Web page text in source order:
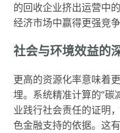
的回收企业挤出运营中
经济市场中赢得更强竞争
社会与环境效益的
更高的资源化率意味着
埋。系统精准计算的“碳
业践行社会责任的证明
色金融支持的依据。这